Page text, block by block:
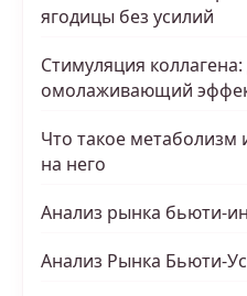
ягодицы без усилий
Стимуляция
омолаживающий
Что такое
на него
Анализ рынка бьюти-
Анализ Рынка Бьюти-